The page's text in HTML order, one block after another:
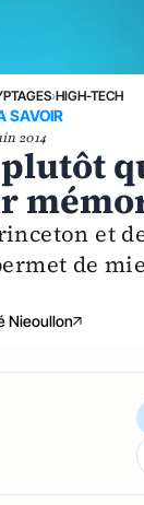
›HIGH-TECH
SAVOIR
2014
et
de
Nieoullon